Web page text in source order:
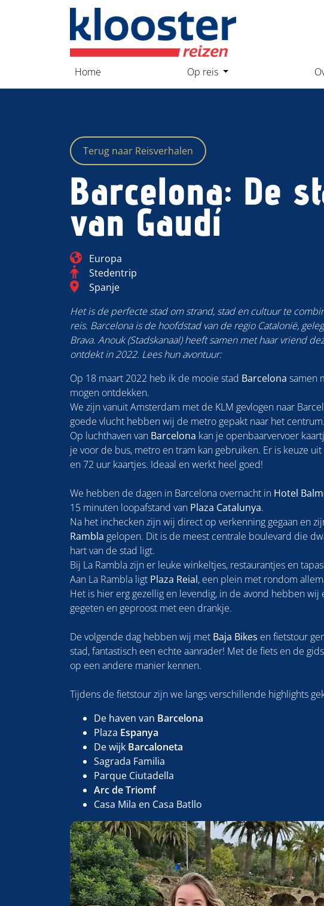
Home Op reis
Terug naar Reisverhalen
Barcelona: De
van Gaudí
Blog_field_Bestemming
Spanje
Categorie
Stedentrip
Blog_field_Continent
Europa
Het is de perfecte stad om strand, stad en cultuur te
reis. Barcelona is de hoofdstad van de regio Catalonië,
Brava. Anouk (Stadskanaal) heeft samen met haar vriend
ontdekt in 2022. Lees hun avontuur:
Op 18 maart 2022 heb ik de mooie stad Barcelona samen
mogen ontdekken.
We zijn vanuit Amsterdam met de KLM gevlogen naar
goede vlucht hebben wij de metro gepakt naar het centrum.
Op luchthaven van Barcelona kan je openbaarvervoer
je voor de bus, metro en tram kan gebruiken. Er is keuze
en 72 uur kaartjes. Ideaal en werkt heel goed!
We hebben de dagen in Barcelona overnacht in Hotel
15 minuten loopafstand van Plaza Catalunya.
Na het inchecken zijn wij direct op verkenning gegaan en
Rambla gelopen. Dit is de meest centrale boulevard die
hart van de stad ligt.
Bij La Rambla zijn er leuke winkeltjes, restaurantjes en
Aan La Rambla ligt Plaza Reial, een plein met rondom
Het is hier erg gezellig en levendig, in de avond hebben wij
gegeten en geproost met een drankje.
De volgende dag hebben wij met Baja Bikes en fietstour
stad, fantastisch een echte aanrader! Met de fiets en de
op een andere manier kennen.
Tijdens de fietstour zijn we langs verschillende highlights
De haven van Barcelona
Plaza Espanya
De wijk Barcaloneta
Sagrada Familia
Parque Ciutadella
Arc de Triomf
Casa Mila en Casa Batllo